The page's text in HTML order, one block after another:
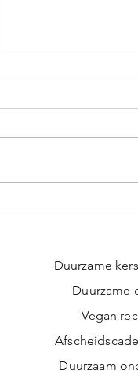
Duurzame
Duurzame
Vegan
Duurzaam